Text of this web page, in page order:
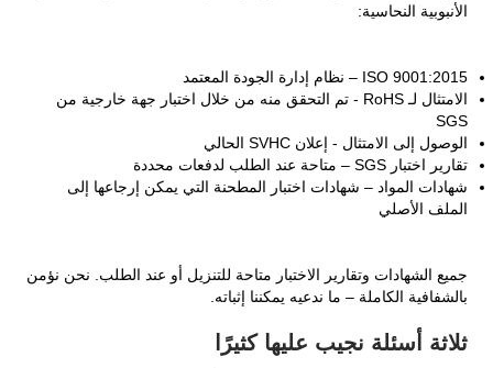
الأنبوبية النحاسية:
ISO 9001:2015 – نظام إدارة الجودة المعتمد
الامتثال لـ RoHS - تم التحقق منه من خلال اختبار جهة خارجية من
SGS
الوصول إلى الامتثال - إعلان SVHC الحالي
تقارير اختبار SGS – متاحة عند الطلب لدفعات محددة
شهادات المواد – شهادات اختبار المطحنة التي يمكن إرجاعها إلى
الملف الأصلي
جميع الشهادات وتقارير الاختبار متاحة للتنزيل أو عند الطلب. نحن نؤمن
بالشفافية الكاملة – ما ندعيه يمكننا إثباته.
ثلاثة أسئلة نجيب عليها كثيرًا